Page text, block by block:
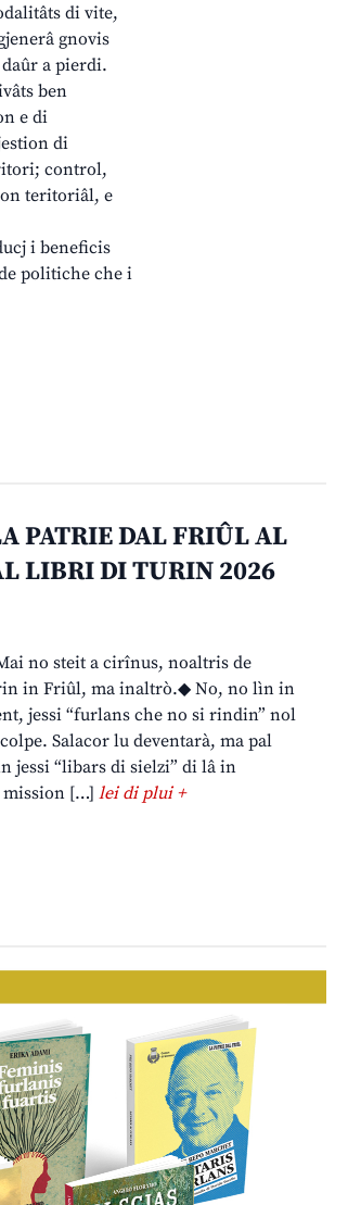
di vite,
gnovis
a pierdi.
ben
e di
di
control,
teritoriâl, e
i beneficis
politiche che i
PATRIE DAL FRIÛL AL
LIBRI DI TURIN 2026
no steit a cirînus, noaltris de
in Friûl, ma inaltrò.◆ No, no lìn in
jessi “furlans che no si rindin” nol
Salacor lu deventarà, ma pal
jessi “libars di sielzi” di lâ in
mission […]lei di plui +